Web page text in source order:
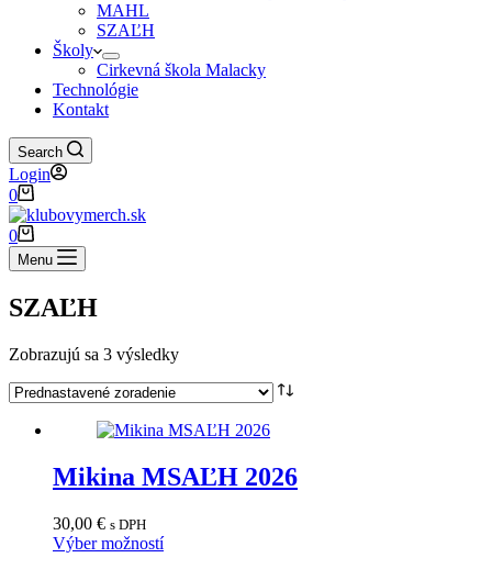
MAHL
SZAĽH
Školy
Cirkevná škola Malacky
Technológie
Kontakt
Search
Login
Shopping
cart
0
Shopping
cart
0
Menu
SZAĽH
Zobrazujú sa 3 výsledky
Mikina MSAĽH 2026
30,00 € s DPH
Výber možnostíTento